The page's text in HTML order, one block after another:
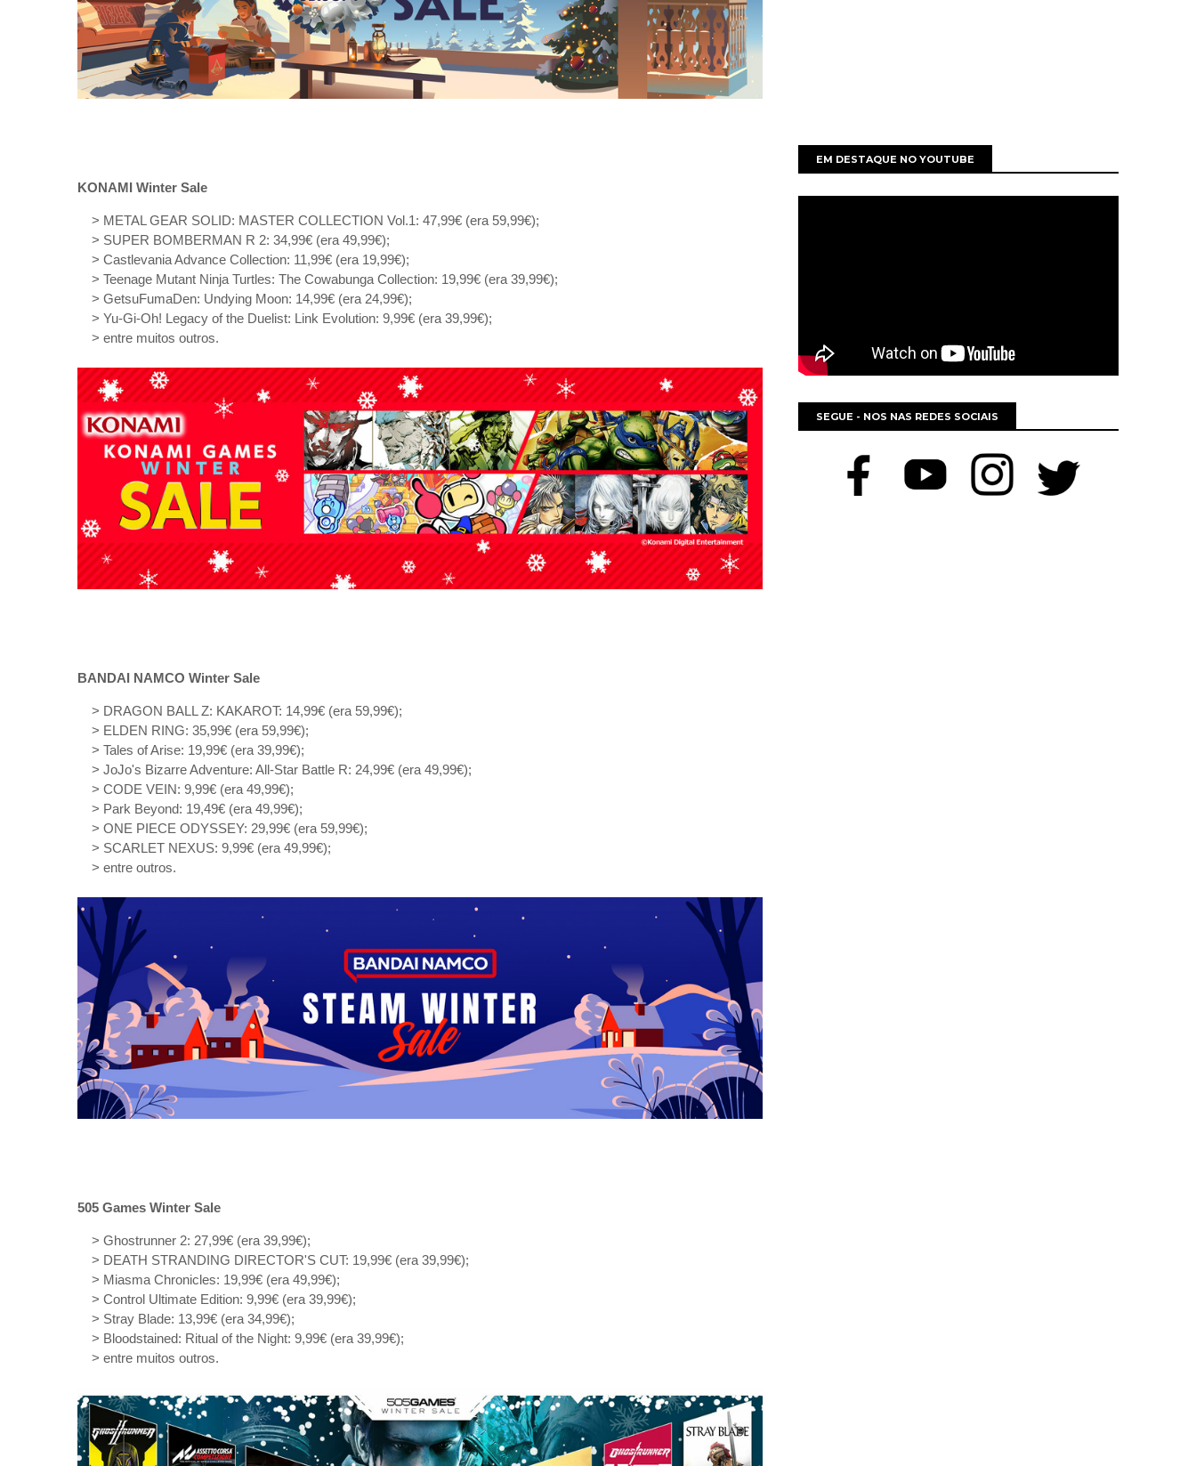
KONAMI Winter Sale
> METAL GEAR SOLID: MASTER COLLECTION Vol.1: 47,99€ (era 59,99€);
> SUPER BOMBERMAN R 2: 34,99€ (era 49,99€);
> Castlevania Advance Collection: 11,99€ (era 19,99€);
> Teenage Mutant Ninja Turtles: The Cowabunga Collection: 19,99€ (era 39,99€);
> GetsuFumaDen: Undying Moon: 14,99€ (era 24,99€);
> Yu-Gi-Oh! Legacy of the Duelist: Link Evolution: 9,99€ (era 39,99€);
> entre muitos outros.
BANDAI NAMCO Winter Sale
> DRAGON BALL Z: KAKAROT: 14,99€ (era 59,99€);
> ELDEN RING: 35,99€ (era 59,99€);
> Tales of Arise: 19,99€ (era 39,99€);
> JoJo's Bizarre Adventure: All-Star Battle R: 24,99€ (era 49,99€);
> CODE VEIN: 9,99€ (era 49,99€);
> Park Beyond: 19,49€ (era 49,99€);
> ONE PIECE ODYSSEY: 29,99€ (era 59,99€);
> SCARLET NEXUS: 9,99€ (era 49,99€);
> entre outros.
505 Games Winter Sale
> Ghostrunner 2: 27,99€ (era 39,99€);
> DEATH STRANDING DIRECTOR'S CUT: 19,99€ (era 39,99€);
> Miasma Chronicles: 19,99€ (era 49,99€);
> Control Ultimate Edition: 9,99€ (era 39,99€);
> Stray Blade: 13,99€ (era 34,99€);
> Bloodstained: Ritual of the Night: 9,99€ (era 39,99€);
> entre muitos outros.
EM DESTAQUE NO YOUTUBE
SEGUE - NOS NAS REDES SOCIAIS